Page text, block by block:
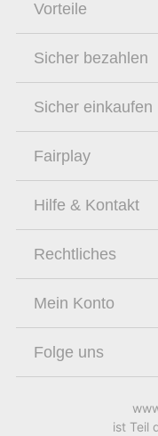
Vorteile
Sicher bezahlen
Sicher einkaufen
Fairplay
Hilfe & Kontakt
Rechtliches
Mein Konto
Folge uns
ist Teil